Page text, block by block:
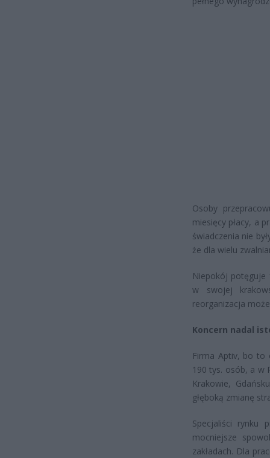
Osoby
miesięcy płacy, a
świadczenia nie
że dla wielu
Niepokój potęguje
w swojej
reorganizacja
Koncern nadal
Firma Aptiv, bo to
190 tys. osób, a w
Krakowie,
głęboką zmianę
Specjaliści rynku
mocniejsze
zakładach. Dla